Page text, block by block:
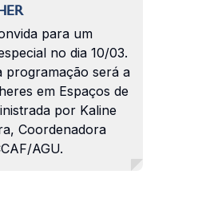
para um
no dia 10/03.
programação será a
em Espaços de
por Kaline
Coordenadora
AGU.